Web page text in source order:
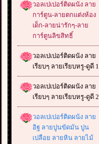
วอลเปเปอร์ติดผนัง ลาย
การ์ตูน-ลายตกแต่งห้อง
เด็ก-ลายน่ารักๆ-ลาย
การ์ตูนลิขสิทธิ์
วอลเปเปอร์ติดผนัง ลาย
เรียบๆ ลายเรียบหรู-ดูดี 1
วอลเปเปอร์ติดผนัง ลาย
เรียบๆ ลายเรียบหรู-ดูดี 2
วอลเปเปอร์ติดผนัง ลาย
อิฐ ลายปูนขัดมัน ปูน
เปลือย ลายหิน ลายไม้